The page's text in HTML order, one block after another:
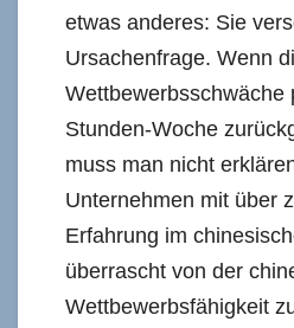
etwas anderes: Sie
Ursachenfrage. Wenn
Wettbewerbsschwäche
Stunden-Woche
muss man nicht
Unternehmen mit über
Erfahrung im
überrascht von der
Wettbewerbsfähigkeit